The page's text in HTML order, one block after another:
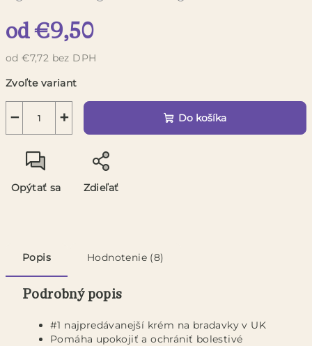
od€9,50
od€7,72 bez DPH
cena:
Zvoľte variant
+
− Do košíka
Opýtať sa Zdieľať
Popis Hodnotenie (8)
Podrobný popis
#1 najpredávanejší krém na bradavky v UK
Pomáha upokojiť a ochrániť bolestivé